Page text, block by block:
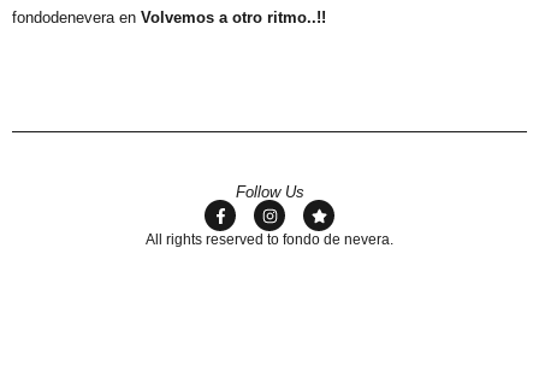
fondodeneveraen Volvemos a otro ritmo..!!
Follow Us
All rights reserved to fondo de nevera.